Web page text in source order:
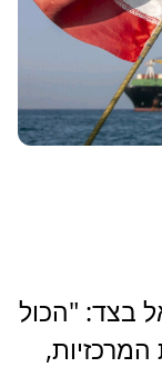
בצד: "הכול